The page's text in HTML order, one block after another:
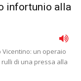
infortunio alla
un operaio
di una pressa alla